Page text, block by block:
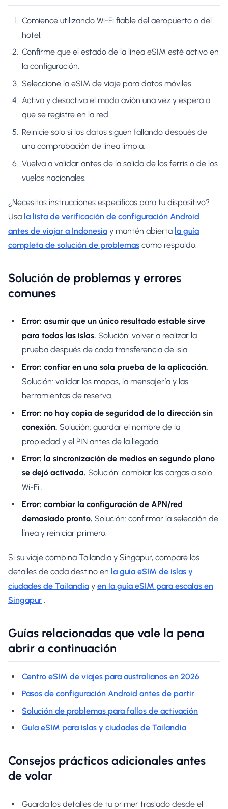
Comience utilizando Wi-Fi fiable del aeropuerto o del
hotel.
Confirme que el estado de la línea eSIM esté activo en
la configuración.
Seleccione la eSIM de viaje para datos móviles.
Activa y desactiva el modo avión una vez y espera a
que se registre en la red.
Reinicie solo si los datos siguen fallando después de
una comprobación de línea limpia.
Vuelva a validar antes de la salida de los ferris o de los
vuelos nacionales.
¿Necesitas instrucciones específicas para tu dispositivo?
Usa la lista de verificación de configuración Android
antes de viajar a Indonesia y mantén abierta la guía
completa de solución de problemas como respaldo.
Solución de problemas y errores
comunes
Error: asumir que un único resultado estable sirve
para todas las islas. Solución: volver a realizar la
prueba después de cada transferencia de isla.
Error: confiar en una sola prueba de la aplicación.
Solución: validar los mapas, la mensajería y las
herramientas de reserva.
Error: no hay copia de seguridad de la dirección sin
conexión. Solución: guardar el nombre de la
propiedad y el PIN antes de la llegada.
Error: la sincronización de medios en segundo plano
se dejó activada. Solución: cambiar las cargas a solo
Wi-Fi .
Error: cambiar la configuración de APN/red
demasiado pronto. Solución: confirmar la selección de
línea y reiniciar primero.
Si su viaje combina Tailandia y Singapur, compare los
detalles de cada destino en la guía eSIM de islas y
ciudades de Tailandia y en la guía eSIM para escalas en
Singapur
Guías relacionadas que vale la pena
abrir a continuación
Centro eSIM de viajes para australianos en 2026
Pasos de configuración Android antes de partir
Solución de problemas para fallos de activación
Guía eSIM para islas y ciudades de Tailandia
Consejos prácticos adicionales antes
de volar
Guarda los detalles de tu primer traslado desde el